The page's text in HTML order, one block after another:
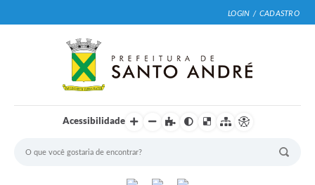
LOGIN / CADASTRO
Acessibilidade